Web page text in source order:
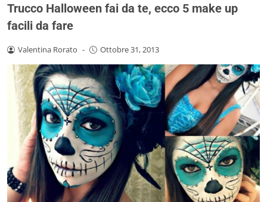
Trucco Halloween fai da te, ecco 5 make up
facili da fare
Valentina Rorato - Ottobre 31, 2013